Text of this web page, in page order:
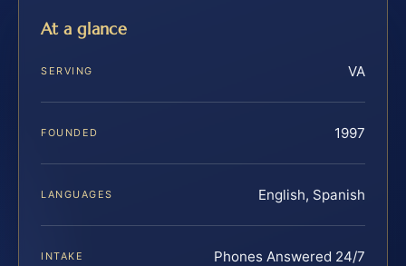
At a glance
SERVING VA
FOUNDED 1997
LANGUAGES English, Spanish
INTAKE Phones Answered 24/7